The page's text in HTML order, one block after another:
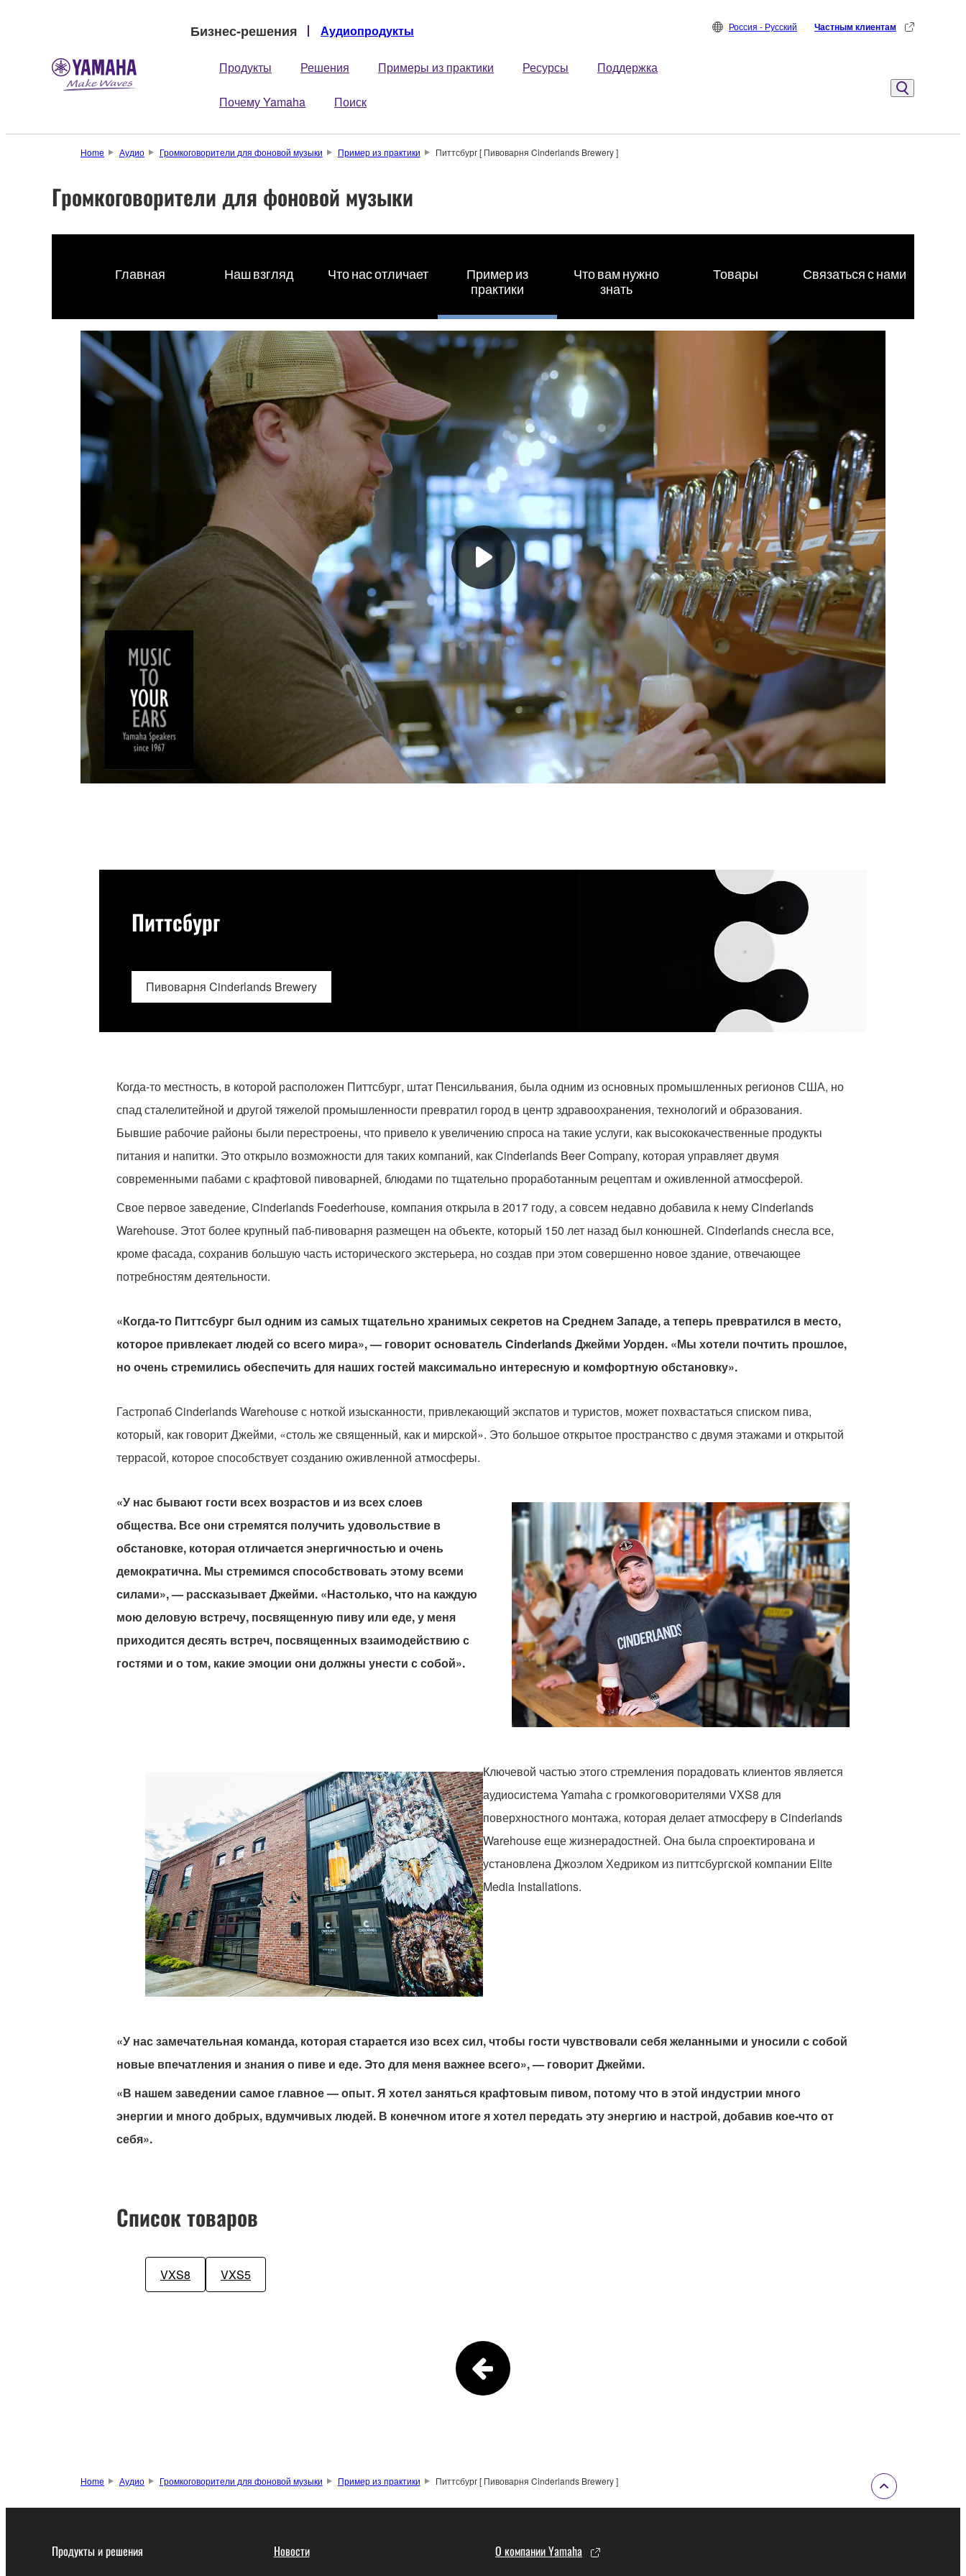
Бизнес-решения Аудиопродукты
Продукты Решения Примеры из практики Ресурсы Поддержка
Почему Yamaha Поиск
Россия - Русский Частным клиентам
Home Аудио Громкоговорители для фоновой музыки Пример из практики Питтсбург [ Пивоварня Cinderlands Brewery ]
Громкоговорители для фоновой музыки
Главная Наш взгляд Что нас отличает
Пример из
практики
Что вам нужно
знать
Товары Связаться с нами
Питтсбург
Пивоварня Cinderlands Brewery
Когда-то местность, в которой расположен Питтсбург, штат Пенсильвания, была одним из основных промышленных регионов США, но
спад сталелитейной и другой тяжелой промышленности превратил город в центр здравоохранения, технологий и образования.
Бывшие рабочие районы были перестроены, что привело к увеличению спроса на такие услуги, как высококачественные продукты
питания и напитки. Это открыло возможности для таких компаний, как Cinderlands Beer Company, которая управляет двумя
современными пабами с крафтовой пивоварней, блюдами по тщательно проработанным рецептам и оживленной атмосферой.
Свое первое заведение, Cinderlands Foederhouse, компания открыла в 2017 году, а совсем недавно добавила к нему Cinderlands
Warehouse. Этот более крупный паб-пивоварня размещен на объекте, который 150 лет назад был конюшней. Cinderlands снесла все,
кроме фасада, сохранив большую часть исторического экстерьера, но создав при этом совершенно новое здание, отвечающее
потребностям деятельности.
«Когда-то Питтсбург был одним из самых тщательно хранимых секретов на Среднем Западе, а теперь превратился в место,
которое привлекает людей со всего мира», — говорит основатель Cinderlands Джейми Уорден. «Мы хотели почтить прошлое,
но очень стремились обеспечить для наших гостей максимально интересную и комфортную обстановку».
Гастропаб Cinderlands Warehouse с ноткой изысканности, привлекающий экспатов и туристов, может похвастаться списком пива,
который, как говорит Джейми, «столь же священный, как и мирской». Это большое открытое пространство с двумя этажами и открытой
террасой, которое способствует созданию оживленной атмосферы.
«У нас бывают гости всех возрастов и из всех слоев
общества. Все они стремятся получить удовольствие в
обстановке, которая отличается энергичностью и очень
демократична. Мы стремимся способствовать этому всеми
силами», — рассказывает Джейми. «Настолько, что на каждую
мою деловую встречу, посвященную пиву или еде, у меня
приходится десять встреч, посвященных взаимодействию с
гостями и о том, какие эмоции они должны унести с собой».
Ключевой частью этого стремления порадовать клиентов является
аудиосистема Yamaha с громкоговорителями VXS8 для
поверхностного монтажа, которая делает атмосферу в Cinderlands
Warehouse еще жизнерадостней. Она была спроектирована и
установлена Джоэлом Хедриком из питтсбургской компании Elite
Media Installations.
«У нас замечательная команда, которая старается изо всех сил, чтобы гости чувствовали себя желанными и уносили с собой
новые впечатления и знания о пиве и еде. Это для меня важнее всего», — говорит Джейми.
«В нашем заведении самое главное — опыт. Я хотел заняться крафтовым пивом, потому что в этой индустрии много
энергии и много добрых, вдумчивых людей. В конечном итоге я хотел передать эту энергию и настрой, добавив кое-что от
себя».
Список товаров
VXS8 VXS5
Home Аудио Громкоговорители для фоновой музыки Пример из практики Питтсбург [ Пивоварня Cinderlands Brewery ]
Продукты и решения Новости О компании Yamaha